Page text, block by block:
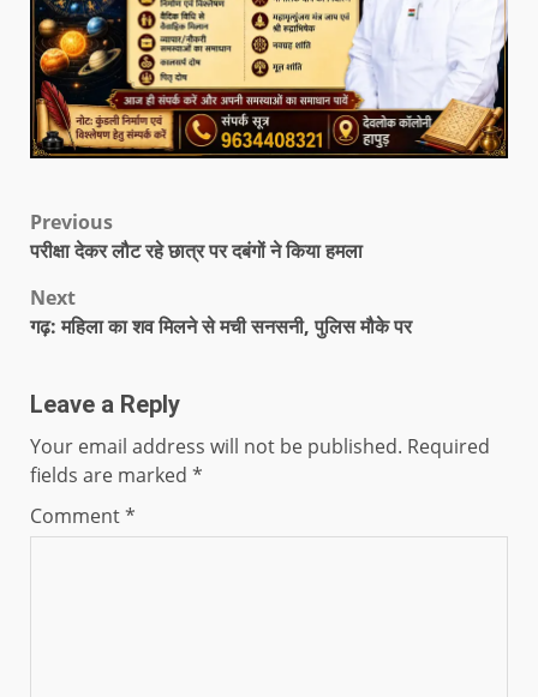
Previous
परीक्षा देकर लौट रहे छात्र पर दबंगों ने किया हमला
Next
गढ़: महिला का शव मिलने से मची सनसनी, पुलिस मौके पर
Leave a Reply
Your email address will not be published. Required
fields are marked *
Comment*